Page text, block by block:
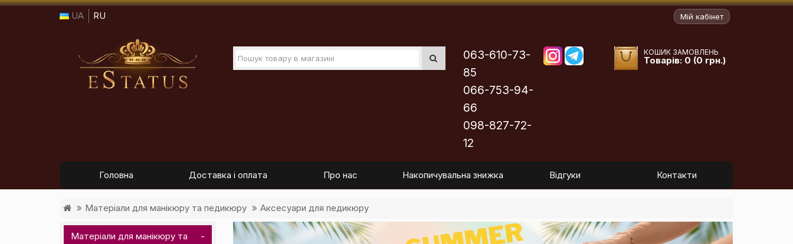
UA RU Мій кабінет
063-610-73-
85
066-753-94-
66
098-827-72-
12
КОШИК ЗАМОВЛЕНЬ
Товарів: 0 (0 грн.)
Головна Доставка і оплата Про нас Накопичувальна знижка Відгуки Контакти
Матеріали для манікюру та педикюру Аксесуари для педикюру
Матеріали для манікюру та